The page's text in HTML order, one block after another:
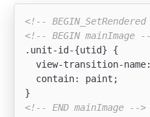
<!--
<!-- BEGIN mainImage
.unit-id-{utid} {
view-transition-
  contain: paint;
<!-- END mainImage -->